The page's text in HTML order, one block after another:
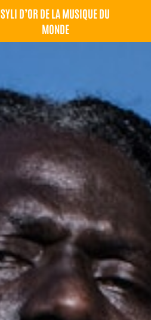
SYLI D’OR DE LA MUSIQUE DU
MONDE